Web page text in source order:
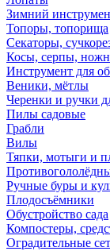
Зимний
Топоры, топорища
Секаторы,
Косы, серпы,
Инструмент для
Веники, мётлы
Черенки и ручки
Пилы садовые
Грабли
Вилы
Тяпки, мотыги и
Ручные буры и
Плодосъёмники
Обустройство сада
Компостеры,
Оградительные